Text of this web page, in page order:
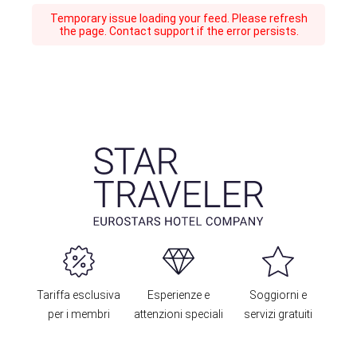
Temporary issue loading your feed. Please refresh
the page. Contact support if the error persists.
Tariffa esclusiva
per i membri
Esperienze e
attenzioni speciali
Soggiorni e
servizi gratuiti